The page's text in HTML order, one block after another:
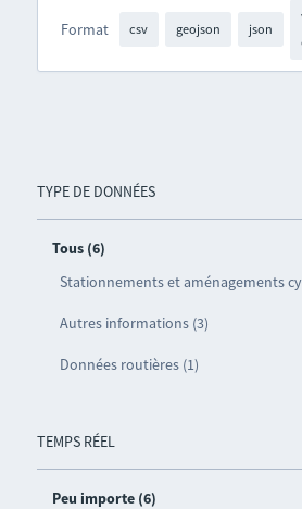
TYPE DE DONNÉES
Tous (6)
Stationnements et aménagements
Autres informations (3)
Données routières (1)
TEMPS RÉEL
Peu importe (6)
Format csv geojson json